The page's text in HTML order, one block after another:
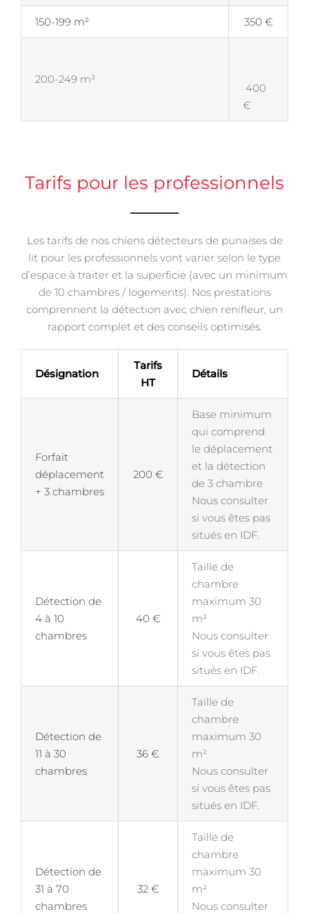
150-199 m² 350 €
200-249 m²
400
€
Tarifs pour les professionnels
Les tarifs de nos chiens détecteurs de punaises de
lit pour les professionnels vont varier selon le type
d’espace à traiter et la superficie (avec un minimum
de 10 chambres / logements). Nos prestations
comprennent la détection avec chien renifleur, un
rapport complet et des conseils optimisés.
Désignation
Tarifs
HT
Détails
Forfait
déplacement
+ 3 chambres
200 €
Base minimum
qui comprend
le déplacement
et la détection
de 3 chambre
Nous consulter
si vous êtes pas
situés en IDF.
Détection de
4 à 10
chambres
40 €
Taille de
chambre
maximum 30
m²
Nous consulter
si vous êtes pas
situés en IDF.
Détection de
11 à 30
chambres
36 €
Taille de
chambre
maximum 30
m²
Nous consulter
si vous êtes pas
situés en IDF.
Détection de
31 à 70
chambres
32 €
Taille de
chambre
maximum 30
m²
Nous consulter